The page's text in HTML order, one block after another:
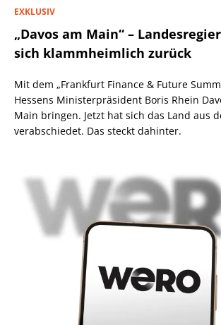
EXKLUSIV
„Davos am Main“ –
sich klammheimlich zurück
Mit dem „Frankfurt Finance & Future
Hessens Ministerpräsident Boris Rhein
Main bringen. Jetzt hat sich das Land aus
verabschiedet. Das steckt dahinter.